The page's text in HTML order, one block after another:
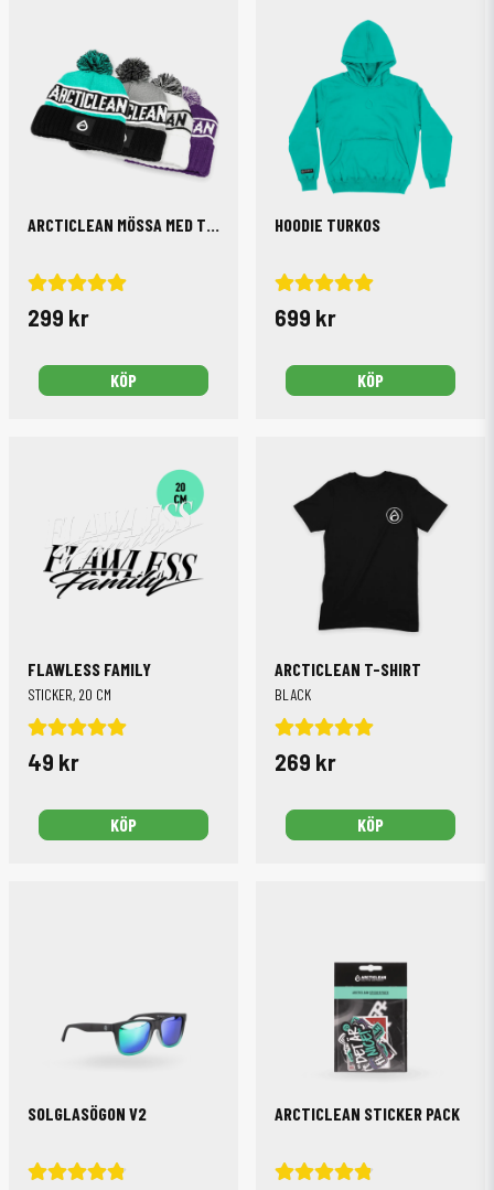
ARCTICLEAN MÖSSA MED TOFFS
299 kr
KÖP
HOODIE TURKOS
699 kr
KÖP
FLAWLESS FAMILY
STICKER, 20 CM
49 kr
KÖP
ARCTICLEAN T-SHIRT
BLACK
269 kr
KÖP
SOLGLASÖGON V2 ARCTICLEAN STICKER PACK